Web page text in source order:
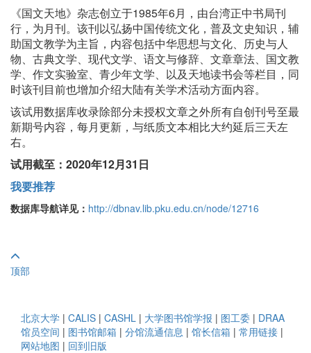
《国文天地》杂志创立于1985年6月，由台湾正中书局刊
行，为月刊。该刊以弘扬中国传统文化，普及文史知识，辅
助国文教学为主旨，内容包括中华思想与文化、历史与人
物、古典文学、现代文学、语文与修辞、文章章法、国文教
学、作文实验室、青少年文学、以及天地读书会等栏目，同
时该刊目前也增加介绍大陆有关学术活动方面内容。
该试用数据库收录除部分未授权文章之外所有自创刊号至最
新期号内容，每月更新，与纸质文本相比大约延后三天左
右。
试用截至：2020年12月31日
我要推荐
数据库导航详见： http://dbnav.lib.pku.edu.cn/node/12716
顶部
北京大学 | CALIS | CASHL | 大学图书馆学报 | 图工委 | DRAA
馆员空间 | 图书馆邮箱 | 分馆流通信息 | 馆长信箱 | 常用链接 |
网站地图 | 回到旧版